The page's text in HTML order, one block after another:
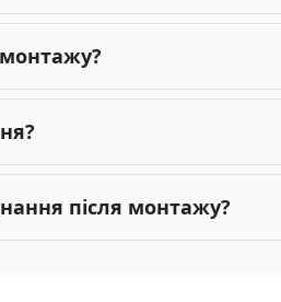
після монтажу?